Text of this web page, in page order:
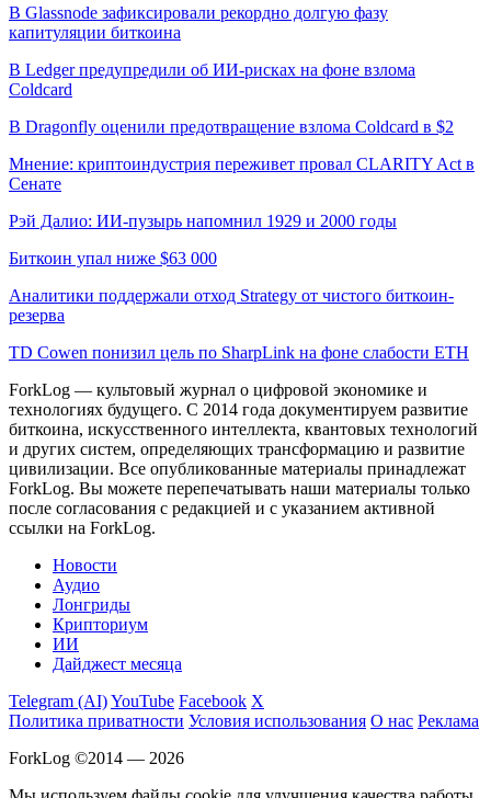
В Glassnode зафиксировали рекордно долгую фазу
капитуляции биткоина
В Ledger предупредили об ИИ-рисках на фоне взлома
Coldcard
В Dragonfly оценили предотвращение взлома Coldcard в $2
Мнение: криптоиндустрия переживет провал CLARITY Act в
Сенате
Рэй Далио: ИИ-пузырь напомнил 1929 и 2000 годы
Биткоин упал ниже $63 000
Аналитики поддержали отход Strategy от чистого биткоин-
резерва
TD Cowen понизил цель по SharpLink на фоне слабости ETH
ForkLog — культовый журнал о цифровой экономике и
технологиях будущего. С 2014 года документируем развитие
биткоина, искусственного интеллекта, квантовых технологий
и других систем, определяющих трансформацию и развитие
цивилизации. Все опубликованные материалы принадлежат
ForkLog. Вы можете перепечатывать наши материалы только
после согласования с редакцией и с указанием активной
ссылки на ForkLog.
Новости
Аудио
Лонгриды
Крипториум
ИИ
Дайджест месяца
Telegram (AI)YouTube Facebook X
Политика приватности Условия использования О нас Реклама
ForkLog ©2014 — 2026